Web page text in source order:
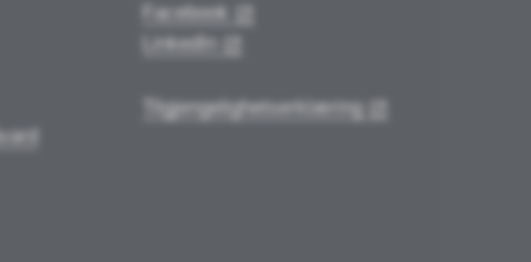
Facebook
LinkedIn
Tilgjengelighetserklæring